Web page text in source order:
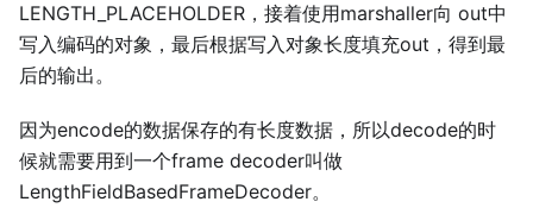
LENGTH_PLACEHOLDER，接着使用marshaller向 out中
写入编码的对象，最后根据写入对象长度填充out，得到最
后的输出。
因为encode的数据保存的有长度数据，所以decode的时
候就需要用到一个frame decoder叫做
LengthFieldBasedFrameDecoder。